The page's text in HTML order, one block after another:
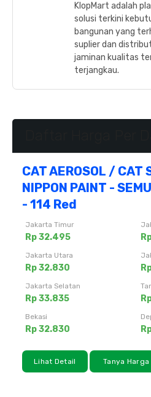
KlopMart adalah
solusi terkini
bangunan yang
suplier dan
jaminan kualitas
terjangkau.
CAT AEROSOL / CAT
NIPPON PAINT -
- 114 Red
Jakarta Timur
Rp 32.495
Jakarta Utara
Rp 32.830
Jakarta Selatan
Rp 33.835
Bekasi
Rp 32.830
Lihat Detail Tanya Harga